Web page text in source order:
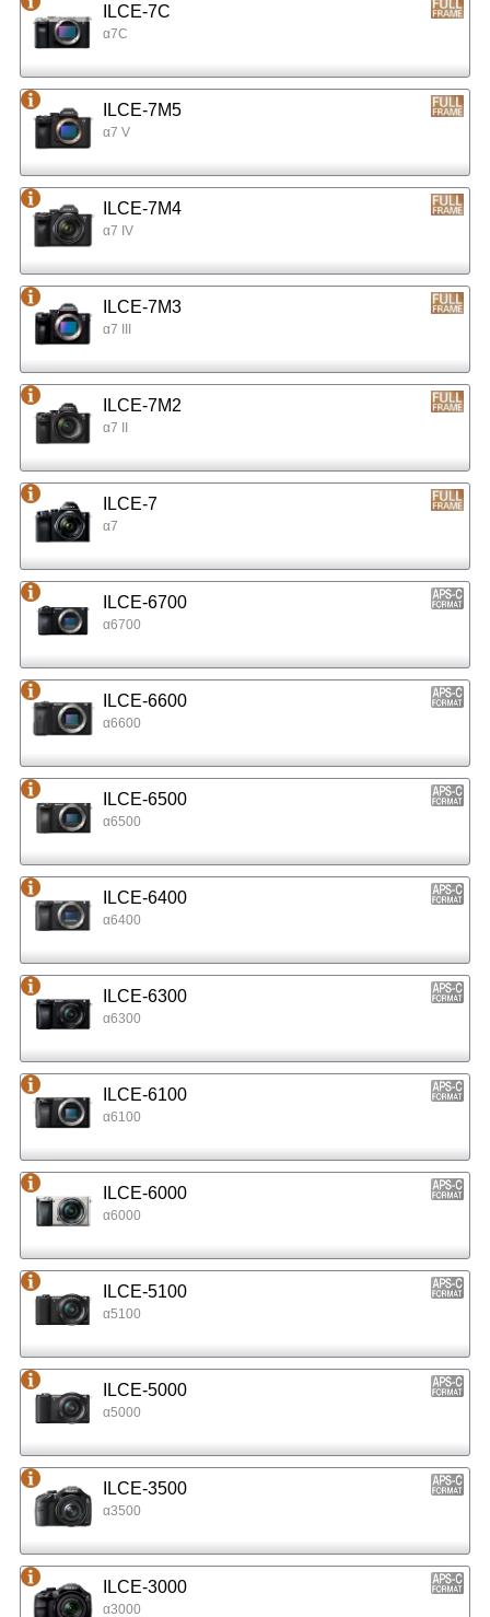
ILCE-7C
α7C
ILCE-7M5
α7 V
ILCE-7M4
α7 IV
ILCE-7M3
α7 III
ILCE-7M2
α7 II
ILCE-7
α7
ILCE-6700
α6700
ILCE-6600
α6600
ILCE-6500
α6500
ILCE-6400
α6400
ILCE-6300
α6300
ILCE-6100
α6100
ILCE-6000
α6000
ILCE-5100
α5100
ILCE-5000
α5000
ILCE-3500
α3500
ILCE-3000
α3000